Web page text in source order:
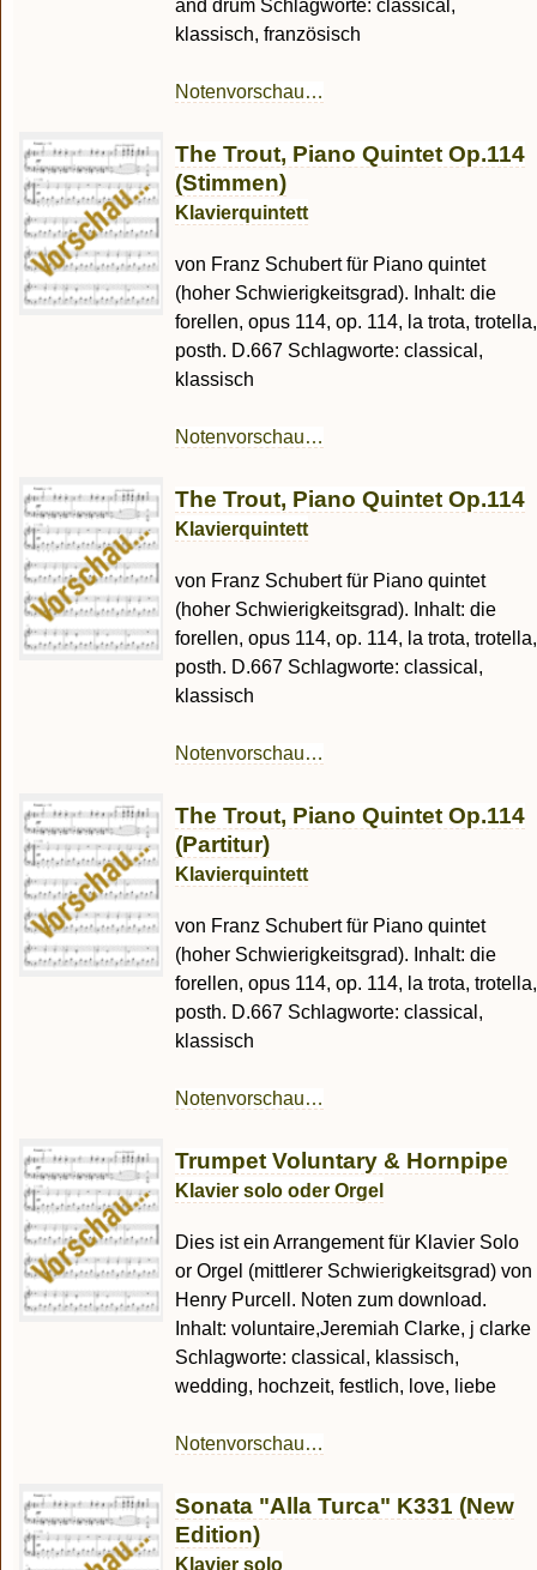
and drum Schlagworte: classical,
klassisch, französisch
Notenvorschau…
The Trout, Piano Quintet Op.114
(Stimmen)
Klavierquintett
von Franz Schubert für Piano quintet
(hoher Schwierigkeitsgrad). Inhalt: die
forellen, opus 114, op. 114, la trota, trotella,
posth. D.667 Schlagworte: classical,
klassisch
Notenvorschau…
The Trout, Piano Quintet Op.114
Klavierquintett
von Franz Schubert für Piano quintet
(hoher Schwierigkeitsgrad). Inhalt: die
forellen, opus 114, op. 114, la trota, trotella,
posth. D.667 Schlagworte: classical,
klassisch
Notenvorschau…
The Trout, Piano Quintet Op.114
(Partitur)
Klavierquintett
von Franz Schubert für Piano quintet
(hoher Schwierigkeitsgrad). Inhalt: die
forellen, opus 114, op. 114, la trota, trotella,
posth. D.667 Schlagworte: classical,
klassisch
Notenvorschau…
Trumpet Voluntary & Hornpipe
Klavier solo oder Orgel
Dies ist ein Arrangement für Klavier Solo
or Orgel (mittlerer Schwierigkeitsgrad) von
Henry Purcell. Noten zum download.
Inhalt: voluntaire,Jeremiah Clarke, j clarke
Schlagworte: classical, klassisch,
wedding, hochzeit, festlich, love, liebe
Notenvorschau…
Sonata "Alla Turca" K331 (New
Edition)
Klavier solo